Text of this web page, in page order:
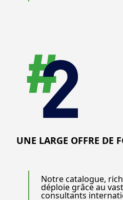
UNE LARGE OFFRE DE
Notre catalogue,
déploie grâce au
consultants